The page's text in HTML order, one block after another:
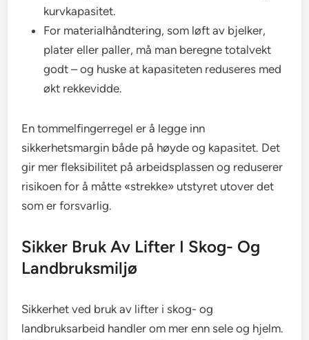
kurvkapasitet.
For materialhåndtering, som løft av bjelker,
plater eller paller, må man beregne totalvekt
godt – og huske at kapasiteten reduseres med
økt rekkevidde.
En tommelfingerregel er å legge inn
sikkerhetsmargin både på høyde og kapasitet. Det
gir mer fleksibilitet på arbeidsplassen og reduserer
risikoen for å måtte «strekke» utstyret utover det
som er forsvarlig.
Sikker Bruk Av Lifter I Skog- Og
Landbruksmiljø
Sikkerhet ved bruk av lifter i skog- og
landbruksarbeid handler om mer enn sele og hjelm.